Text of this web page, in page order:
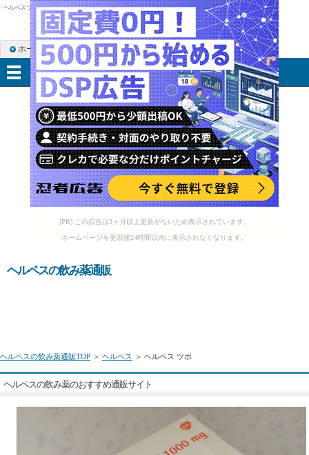
[PR] この広告は3ヶ月以上更新がないため表示されています。
ホームページを更新後24時間以内に表示されなくなります。
ヘルペス ツボ
ヘルペスの飲み薬通販
ヘルペスの飲み薬通販TOP ＞ ヘルペス ＞ ヘルペス ツボ
ヘルペスの飲み薬のおすすめ通販サイト
ホーム RSS購読 サイトマップ
メニュー